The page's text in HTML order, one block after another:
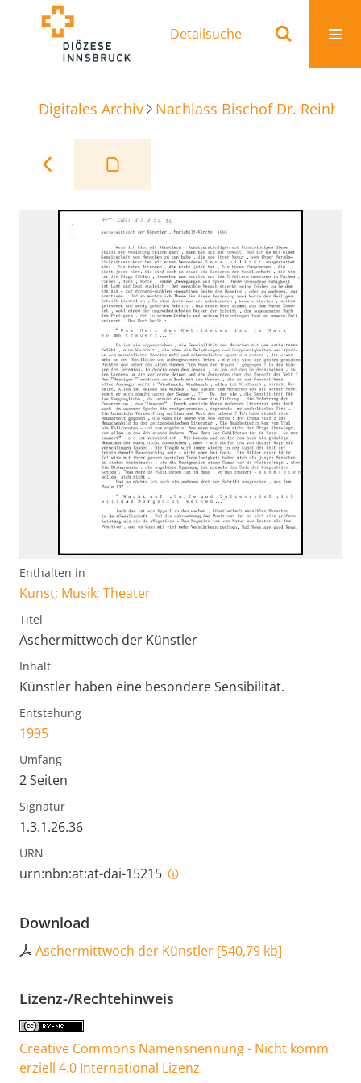
Detailsuche
Digitales Archiv Nachlass Bischof Dr.
Enthalten in
Kunst; Musik; Theater
Titel
Aschermittwoch der Künstler
Inhalt
Künstler haben eine besondere Sensibilität.
Entstehung
1995
Umfang
2 Seiten
Signatur
1.3.1.26.36
URN
urn:nbn:at:at-dai-15215
Download
Aschermittwoch der Künstler [540,79 kb]
Lizenz-/Rechtehinweis
Creative Commons Namensnennung - Nicht komm
erziell 4.0 International Lizenz